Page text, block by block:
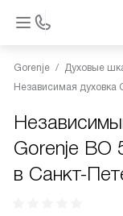
Gorenje
Духовые
Независимая духовка
Gorenje BO
в Санкт-